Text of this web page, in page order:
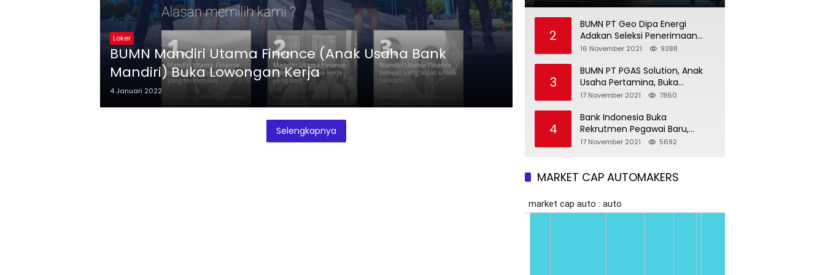
Loker
BUMN Mandiri Utama Finance (Anak Usaha Bank
Mandiri) Buka Lowongan Kerja
4 Januari 2022
Selengkapnya
2
BUMN PT Geo Dipa Energi
Adakan Seleksi Penerimaan
Pegawai Baru
16 November 2021 9388
3
BUMN PT PGAS Solution, Anak
Usaha Pertamina, Buka
Rekrutmen Pegawai Baru
17 November 2021 7860
4
Bank Indonesia Buka
Rekrutmen Pegawai Baru,
Tersedia 37 Posisi
17 November 2021 5692
MARKET CAP AUTOMAKERS